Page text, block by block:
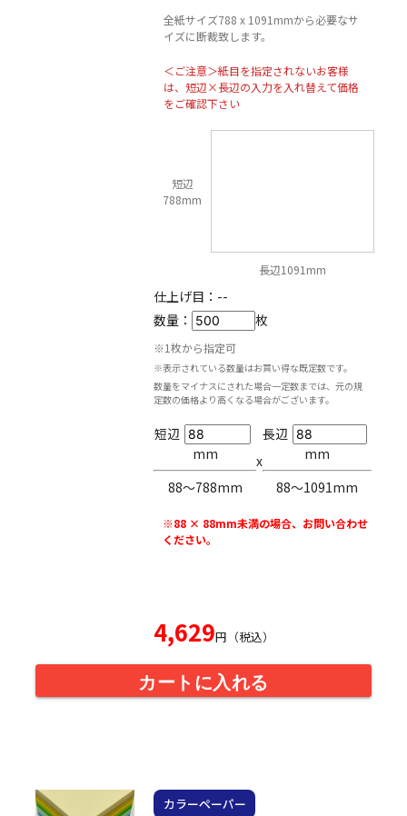
全紙サイズ788 x 1091mmから必要なサ
イズに断裁致します。
＜ご注意＞紙目を指定されないお客様
は、短辺×長辺の入力を入れ替えて価格
をご確認下さい
短辺
788mm
長辺1091mm
仕上げ目： --
数量：
枚
※1枚から指定可
※表示されている数量はお買い得な既定数です。
数量をマイナスにされた場合一定数までは、元の規
定数の価格より高くなる場合がございます。
短辺
mm
88〜788mm
x
長辺
mm
88〜1091mm
※88 × 88mm未満の場合、お問い合わせ
ください。
4,629円（税込）
カートに入れる
カラーペーパー